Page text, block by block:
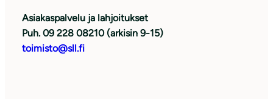
Asiakaspalvelu ja lahjoitukset
Puh. 09 228 08210 (arkisin 9-15)
toimisto@sll.fi